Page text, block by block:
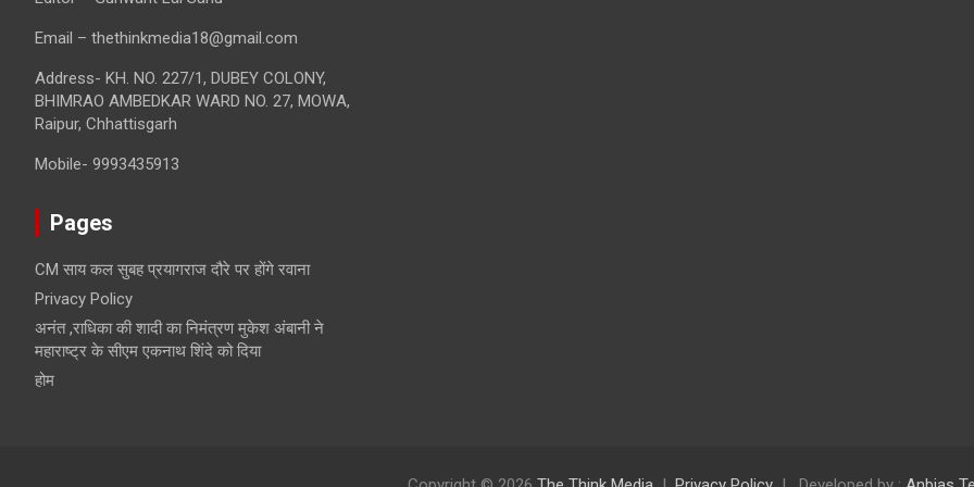
Email – thethinkmedia18@gmail.com
Address- KH. NO. 227/1, DUBEY COLONY,
BHIMRAO AMBEDKAR WARD NO. 27, MOWA,
Raipur, Chhattisgarh
Mobile- 9993435913
Pages
CM साय कल सुबह प्रयागराज दौरे पर होंगे रवाना
Privacy Policy
अनंत ,राधिका की शादी का निमंत्रण मुकेश अंबानी ने
महाराष्ट्र के सीएम एकनाथ शिंदे को दिया
होम